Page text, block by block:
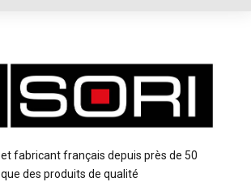
fabricant français depuis près de 50
des produits de qualité